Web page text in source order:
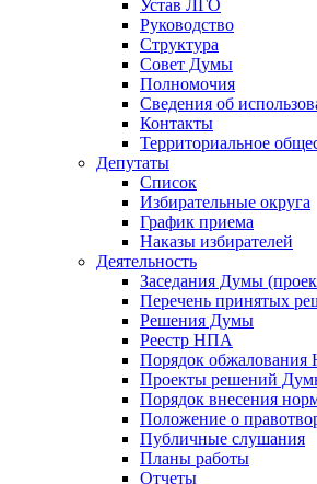
Устав ЛГО
Руководство
Структура
Совет Думы
Полномочия
Сведения об
Контакты
Территориальное
Депутаты
Список
Избирательные округа
График приема
Наказы избирателей
Деятельность
Заседания Думы
Перечень принятых
Решения Думы
Реестр НПА
Порядок
Проекты решений
Порядок внесения
Положение о
Публичные слушания
Планы работы
Отчеты